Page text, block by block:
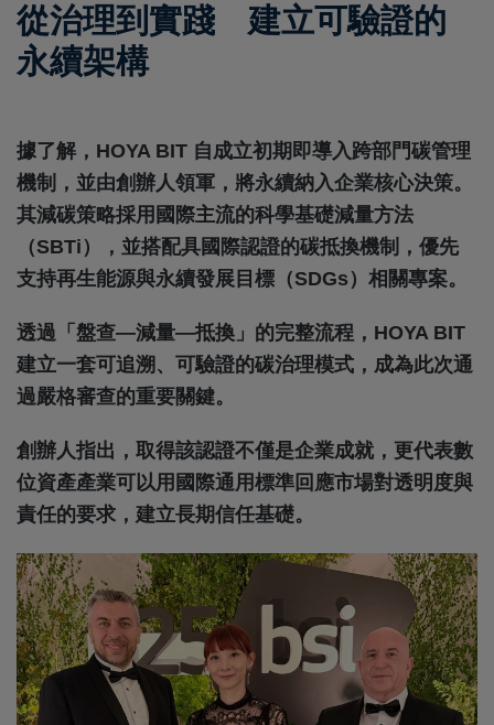
從治理到實踐 建立可驗證的
永續架構
據了解，HOYA BIT 自成立初期即導入跨部門碳管理
機制，並由創辦人領軍，將永續納入企業核心決策。
其減碳策略採用國際主流的科學基礎減量方法
（SBTi），並搭配具國際認證的碳抵換機制，優先
支持再生能源與永續發展目標（SDGs）相關專案。
透過「盤查—減量—抵換」的完整流程，HOYA BIT
建立一套可追溯、可驗證的碳治理模式，成為此次通
過嚴格審查的重要關鍵。
創辦人指出，取得該認證不僅是企業成就，更代表數
位資產產業可以用國際通用標準回應市場對透明度與
責任的要求，建立長期信任基礎。